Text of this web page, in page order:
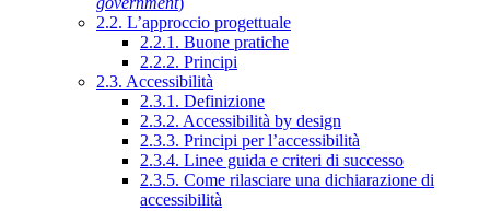
2.2. L’approccio progettuale
2.2.1. Buone pratiche
2.2.2. Principi
2.3. Accessibilità
2.3.1. Definizione
2.3.2. Accessibilità by design
2.3.3. Principi per l’accessibilità
2.3.4. Linee guida e criteri di successo
2.3.5. Come rilasciare una dichiarazione di
accessibilità